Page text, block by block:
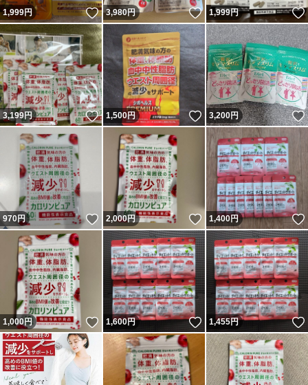
1,999円 いいね！
3,980円 いいね！
1,999円
3,199円 いいね！
1,500円 いいね！
3,200円
970円 いいね！
2,000円 いいね！
1,400円
1,000円 いいね！
1,600円 いいね！
1,455円